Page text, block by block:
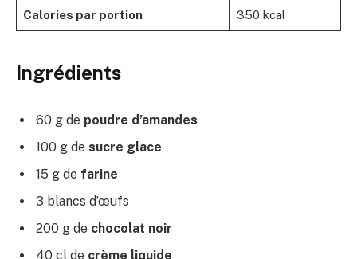
Calories par portion 350 kcal
Ingrédients
60 g de poudre d’amandes
100 g de sucre glace
15 g de farine
3 blancs d’œufs
200 g de chocolat noir
40 cl de crème liquide